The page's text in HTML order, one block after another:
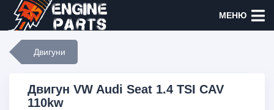
МЕНЮ
Двигуни
Двигун VW Audi Seat 1.4 TSI CAV
110kw